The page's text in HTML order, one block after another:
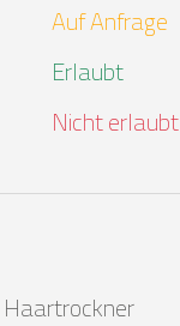
Auf Anfrage
Erlaubt
Nicht erlaubt
Haartrockner